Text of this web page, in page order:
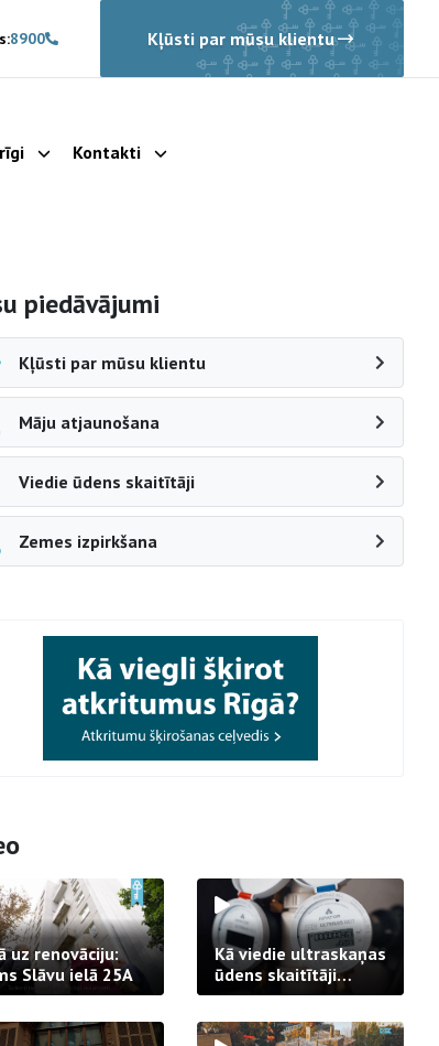
8900 Kļūsti par mūsu klientu
Parādīt apakšizvēlni
Kontakti Parādīt apakšizvēlni
navigācija
piedāvājumi
Kļūsti par mūsu klientu
Māju atjaunošana
Viedie ūdens skaitītāji
Zemes izpirkšana
uz renovāciju:
Slāvu ielā 25A
Kā viedie ultraskaņas
ūdens skaitītāji
strādā praksē